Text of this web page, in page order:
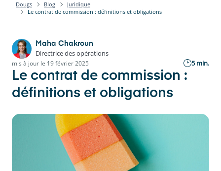
Dougs Blog
Juridique
Le contrat de commission : définitions et obligations
Maha Chakroun
Directrice des opérations
mis à jour le 19 février 2025 5 min.
Le contrat de commission :
définitions et obligations